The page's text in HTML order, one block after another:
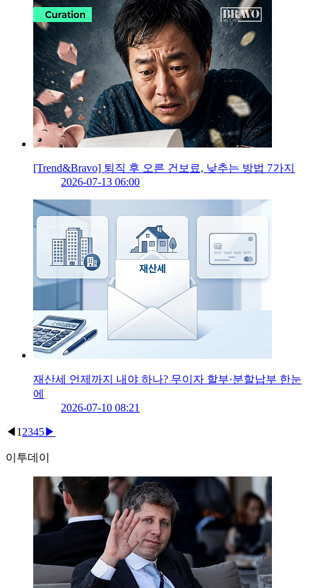
[Trend&Bravo] 퇴직 후 오른 건보료, 낮추는 방법 7가지
2026-07-13 06:00
재산세 언제까지 내야 하나? 무이자 할부·분할납부 한눈
에
2026-07-10 08:21
◀ 1 2345▶
이투데이